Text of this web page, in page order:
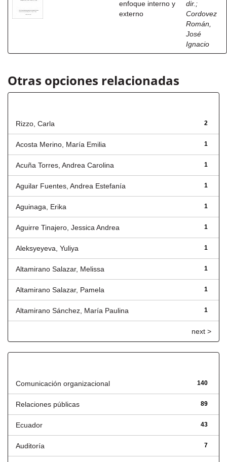
enfoque interno y
externo
dir. ;
Cordovez
Román,
José
Ignacio
Otras opciones relacionadas
2
Rizzo, Carla
1
Acosta Merino, María Emilia
1
Acuña Torres, Andrea Carolina
1
Aguilar Fuentes, Andrea Estefanía
1
Aguinaga, Erika
1
Aguirre Tinajero, Jessica Andrea
1
Aleksyeyeva, Yuliya
1
Altamirano Salazar, Melissa
1
Altamirano Salazar, Pamela
1
Altamirano Sánchez, María Paulina
next >
140
Comunicación organizacional
89
Relaciones públicas
43
Ecuador
7
Auditoría